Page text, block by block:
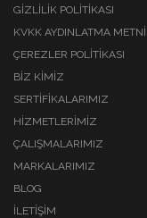
GIZLILIK POLITIKASI
KVKK AYDINLATMA METNI
ÇEREZLER POLITIKASI
BİZ KİMİZ
SERTİFİKALARIMIZ
HİZMETLERİMİZ
ÇALIŞMALARIMIZ
MARKALARIMIZ
BLOG
İLETİŞİM